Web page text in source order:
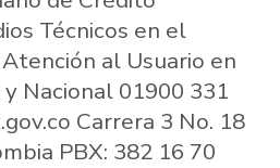
Técnicos en el
al Usuario en
Nacional 01900 331
Carrera 3 No. 18
PBX: 382 16 70